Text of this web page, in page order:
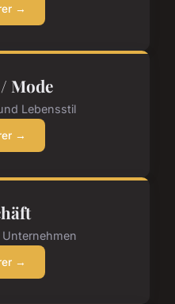
→
Mode
Lebensstil
→
→